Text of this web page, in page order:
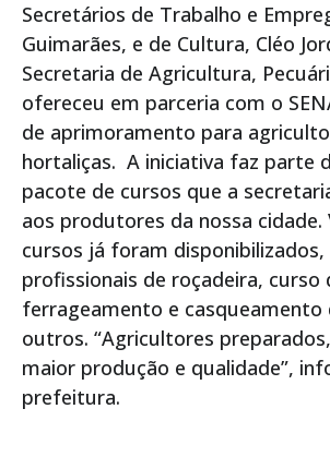
Secretários de Trabalho e
Guimarães, e de Cultura, Cléo
Secretaria de Agricultura,
ofereceu em parceria com o
de aprimoramento para
hortaliças. A iniciativa faz parte
pacote de cursos que a
aos produtores da nossa
cursos já foram
profissionais de roçadeira, curso
ferrageamento e casqueamento
outros. “Agricultores
maior produção e qualidade”,
prefeitura.